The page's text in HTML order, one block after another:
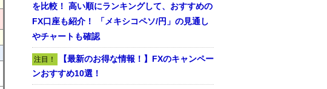
を比較！ 高い順にランキングして、おすすめの
FX口座も紹介！ 「メキシコペソ/円」の見通し
やチャートも確認
注目！ 【最新のお得な情報！】FXのキャンペー
ンおすすめ10選！